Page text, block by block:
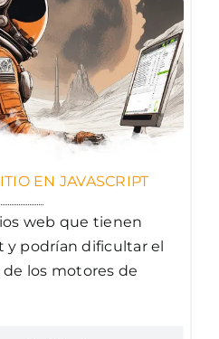
EN JAVASCRIPT
web que tienen
y podrían dificultar el
los motores de